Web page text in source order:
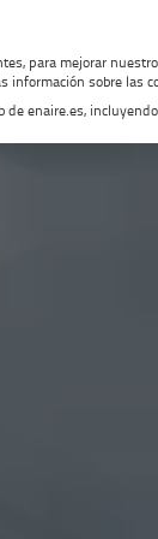
para mejorar
sobre las
de enaire.es,